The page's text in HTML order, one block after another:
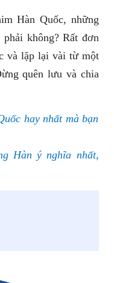
Hàn Quốc, những
không? Rất đơn
và lặp lại vài từ một
quên lưu và chia
hay nhất mà bạn
Hàn ý nghĩa nhất,